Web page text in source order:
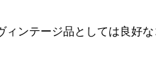
テージ品としては良好な